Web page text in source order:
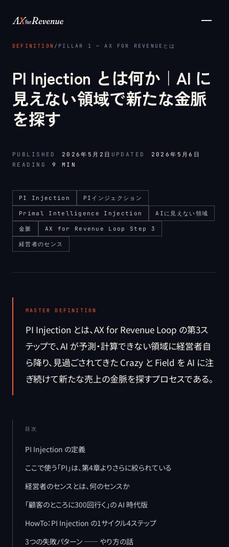
DEFINITION / PILLAR 1 ─ AX FOR REVENUEとは
PI Injection とは何か｜AI に
見えない領域で新たな金脈
を探す
PUBLISHED 2026年5月2日 UPDATED
2026年5月6日
READING
9 MIN
PI Injection PIインジェクション
Primal Intelligence Injection AIに見えない領域
金脈 AX for Revenue Loop Step 3
経営者のセンス
MASTER DEFINITION
PI Injection とは、AX for Revenue Loop の第3ス
テップで、AI が予測・計算できない領域に経営者自
ら降り、見過ごされてきた Crazy と Field を AI に注
ぎ続けて新たな売上の金脈を探すプロセスである。
目次
PI Injection の定義
ここで使う「PI」は、第4章よりさらに絞られている
経営者のセンスとは、何のセンスか
「顧客のところに300回行く」の AI 時代版
HowTo：PI Injection の1サイクル4ステップ
3つの失敗パターン ―― やり方の話